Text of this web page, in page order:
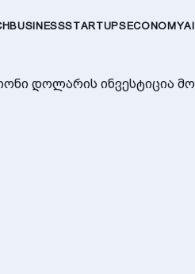
BUSINESSSTARTUPSECONOMYAI